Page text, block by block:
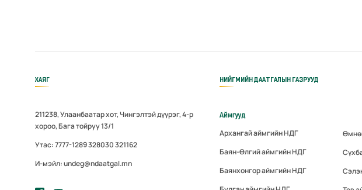
ХАЯГ
211238, Улаанбаатар хот, Чингэлтэй дүүрэг, 4-р
хороо, Бага тойруу 13/1
Утас: 7777-1289 328030 321162
И-мэйл: undeg@ndaatgal.mn
НИЙГМИЙН ДААТГАЛЫН ГАЗРУУД
Аймгууд
Архангай аймгийн НДГ
Баян-Өлгий аймгийн НДГ
Баянхонгор аймгийн НДГ